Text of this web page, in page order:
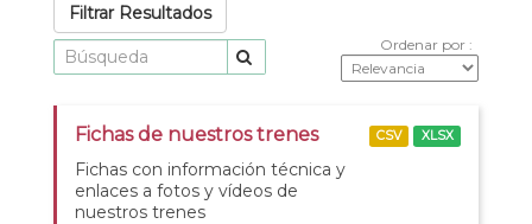
Filtrar Resultados
Ordenar por
Fichas de nuestros trenes
Fichas con información técnica y
enlaces a fotos y vídeos de
nuestros trenes
CSV XLSX